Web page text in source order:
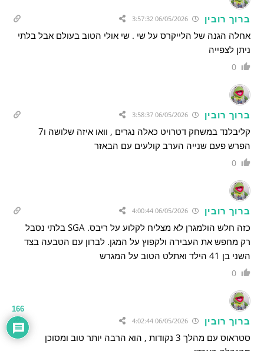
ברוך רובין 06/05/2026 3:57:32
אחלה הגנה של הלייקרס על שי . שי אולי הטוב בעולם אבל בלתי
ניתן לצפייה
0
ברוך רובין 06/05/2026 3:58:37
קליבלנד במשחק דטרויט כאלה נגרים , וואו איזה שלושה ו7
הפרש פעם שנייה הערב קולעים עם הבאזר
0
ברוך רובין 06/05/2026 4:00:44
כזה חלש הולמגרן לא מצליח לקלוע על ריבס. SGA בלתי נסבל
רק מחפש את העבירה ולקפוץ על המגן. לברון עם הטבעה בצד
השני בן 41 הילד ואתלט הטוב על המגרש
0
ברוך רובין 06/05/2026 4:02:44
סטראוס עם מהלך 3 נקודות , הוא הרבה יותר טוב ומסוכן
166